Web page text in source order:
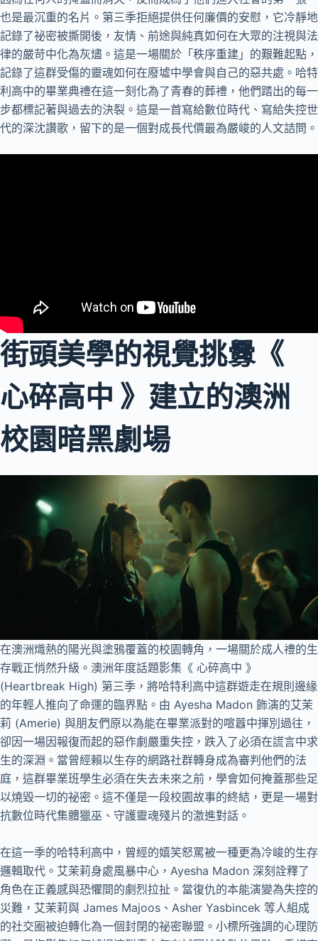
也是最沉重的名片。第三季拒絕提供任何廉價的安慰，它冷靜地
記錄了祕密被撕開後，友情、前途與純真如何在大眾的注視與法
律的嚴苛中化為灰燼。這是一場關於「秩序重建」的艱難起點，
記錄了這群受傷的靈魂如何在廢墟中學會與自己的惡共處。哈特
利高中的畢業典禮在這一刻化為了青春的葬禮，他們踏出的每一
步都標記著與過去的決裂。這是一首寫給數位時代、寫給失控世
代的深沈讚歌，留下的是一個對成長代價最為嚴峻的人文詰問。
街頭美學的視覺挑釁《
心碎高中 》建立的澳洲
校園暗黑劇場
在澳洲熾熱的陽光與塗鴉覆蓋的校園轉角，一場關於成人禮的生
存戰正悄然升級。澳洲年度話題影集《 心碎高中 》
(Heartbreak High) 第三季，將哈特利高中這群遊走在規則邊緣
的年輕人推向了命運的臨界點。由 Ayesha Madon 飾演的艾茉
莉 (Amerie) 與朋友們原以為能在畢業派對的喧囂中揮別過往，
卻因一場因報復而起的惡作劇嚴重失控，跌入了必須在謊言中求
生的深淵。當曾經賴以生存的網路社群轉身成為審判他們的法
庭，這群畢業班學生必須在失去未來之前，學會如何掩蓋那些足
以燒毀一切的祕密。這不僅是一段校園故事的終結，更是一場對
抗數位時代集體獵巫、守護靈魂殘片的激進對話。
在這一季的哈特利高中，曾經的嬉笑怒罵被一種更為冷峻的生存
邏輯取代。艾茉莉身處風暴中心，Ayesha Madon 深刻詮釋了
角色在正義感與恐懼間的劇烈拉扯。當復仇的本能演變為失控的
災難，艾茉莉與 James Majoos、Asher Yasbincek 等人組成
的社交圈被迫轉化為一個封閉的祕密聯盟。小標所強調的心理防